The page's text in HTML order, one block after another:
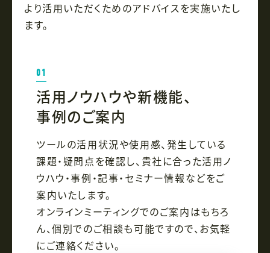
より活用いただくためのアドバイスを実施いたし
ます。
01
活用ノウハウや新機能、
事例のご案内
ツールの活用状況や使用感、発生している
課題・疑問点を確認し、貴社に合った活用ノ
ウハウ・事例・記事・セミナー情報などをご
案内いたします。
オンラインミーティングでのご案内はもちろ
ん、個別でのご相談も可能ですので、お気軽
にご連絡ください。